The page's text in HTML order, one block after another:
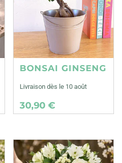
BONSAI GINSENG
Livraison dès le 10 août
30,90 €